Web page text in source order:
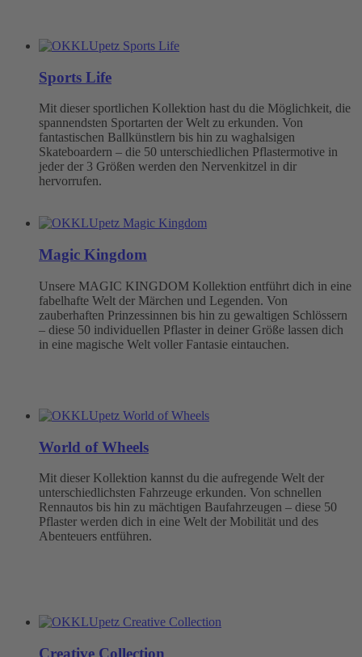
Sports Life
Mit dieser sportlichen Kollektion hast du die Möglichkeit, die
spannendsten Sportarten der Welt zu erkunden. Von
fantastischen Ballkünstlern bis hin zu waghalsigen
Skateboardern – die 50 unterschiedlichen Pflastermotive in
jeder der 3 Größen werden den Nervenkitzel in dir
hervorrufen.
Magic Kingdom
Unsere MAGIC KINGDOM Kollektion entführt dich in eine
fabelhafte Welt der Märchen und Legenden. Von
zauberhaften Prinzessinnen bis hin zu gewaltigen Schlössern
– diese 50 individuellen Pflaster in deiner Größe lassen dich
in eine magische Welt voller Fantasie eintauchen.
World of Wheels
Mit dieser Kollektion kannst du die aufregende Welt der
unterschiedlichsten Fahrzeuge erkunden. Von schnellen
Rennautos bis hin zu mächtigen Baufahrzeugen – diese 50
Pflaster werden dich in eine Welt der Mobilität und des
Abenteuers entführen.
Creative Collection